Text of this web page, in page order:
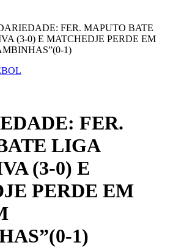
FER. MAPUTO BATE
(3-0) E MATCHEDJE PERDE EM
1)
FER.
LIGA
(3-0) E
PERDE EM
1)